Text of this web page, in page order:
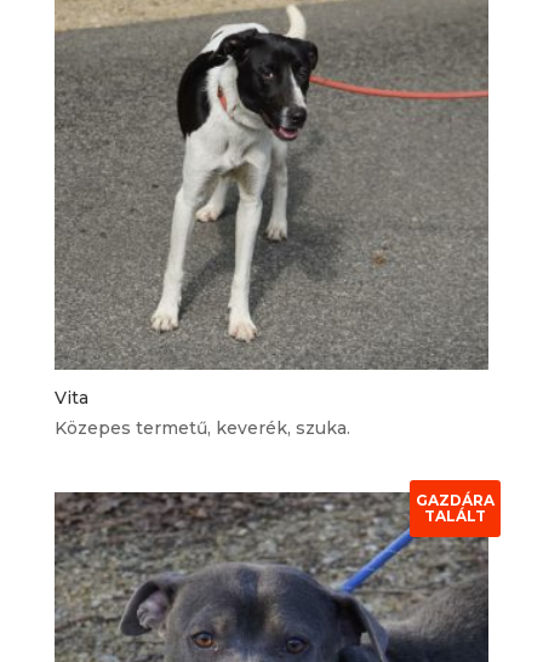
Vita
Közepes termetű, keverék, szuka.
GAZDÁRA
TALÁLT